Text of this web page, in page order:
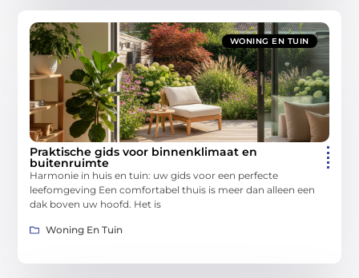
WONING EN TUIN
Praktische gids voor binnenklimaat en
buitenruimte
Harmonie in huis en tuin: uw gids voor een perfecte
leefomgeving Een comfortabel thuis is meer dan alleen een
dak boven uw hoofd. Het is
Woning En Tuin